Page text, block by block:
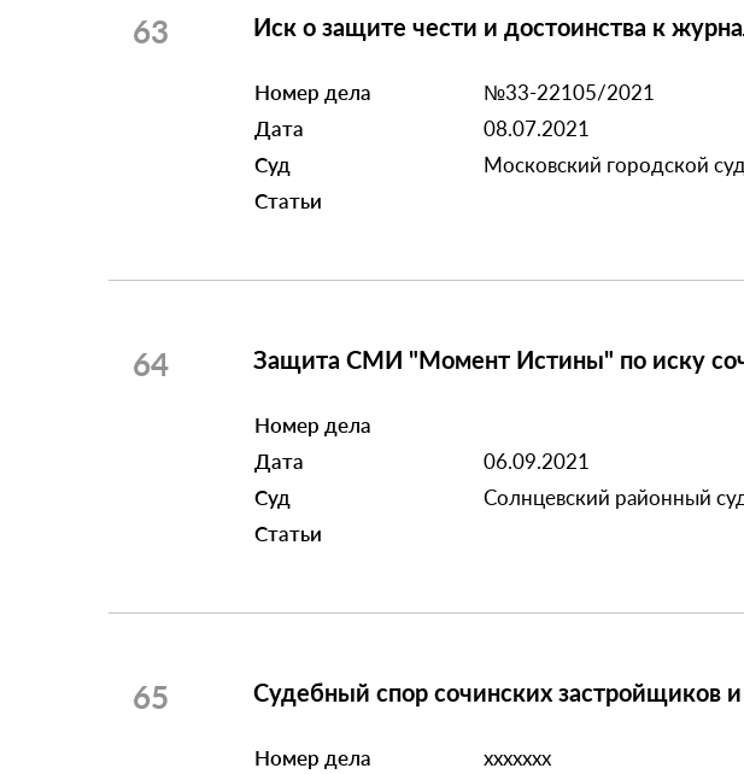
63 Иск о защите чести и достоинства к
Номер дела
№33-22105/2021
Дата
08.07.2021
Суд
Московский городской суд
Статьи
64 Защита СМИ "Момент Истины" по иску
Номер дела
Дата
06.09.2021
Суд
Солнцевский районный
Статьи
65 Судебный спор сочинских застройщиков
Номер дела
ххххххх